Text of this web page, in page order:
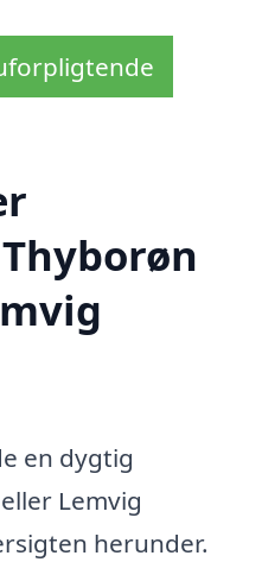
en dygtig
Lemvig
herunder.